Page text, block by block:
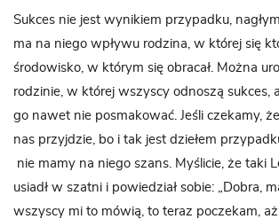
Sukces nie jest wynikiem przypadku,
ma na niego wpływu rodzina, w której się
środowisko, w którym się obracał. Można
rodzinie, w której wszyscy odnoszą sukces,
go nawet nie posmakować. Jeśli czekamy,
nas przyjdzie, bo i tak jest dziełem
nie mamy na niego szans. Myślicie, że taki
usiadł w szatni i powiedział sobie: „Dobra,
wszyscy mi to mówią, to teraz poczekam,